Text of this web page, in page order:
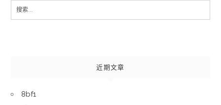
Search
近期文章
8bf1